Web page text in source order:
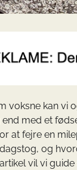
voksne kan
med et
at fejre en
og
vil vi